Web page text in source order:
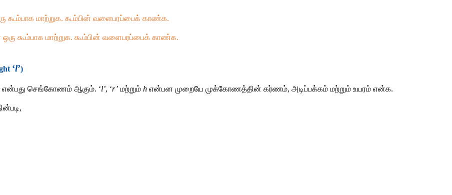
மாற்றுக. கூம்பின் வளைபரப்பைக் காண்க.
கூம்பாக மாற்றுக. கூம்பின் வளைபரப்பைக் காண்க.
‘l’)
என்பது செங்கோணம் ஆகும். ‘l’, ‘r’ மற்றும் h என்பன முறையே முக்கோணத்தின் கர்ணம், அடிப்பக்கம் மற்றும் உயரம் என்க.